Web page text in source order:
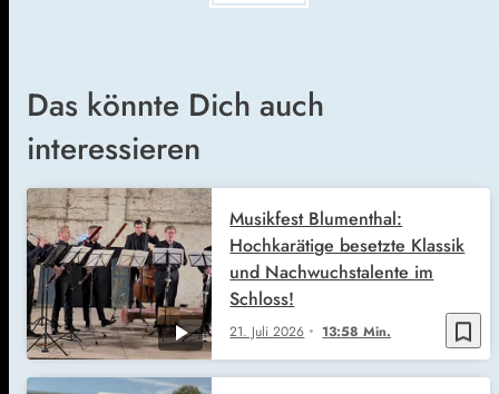
Das könnte Dich auch
interessieren
bookmark_border
21. Juli 2026 13:58 Min.
Musikfest Blumenthal:
Hochkarätige besetzte Klassik
und Nachwuchstalente im
Schloss!